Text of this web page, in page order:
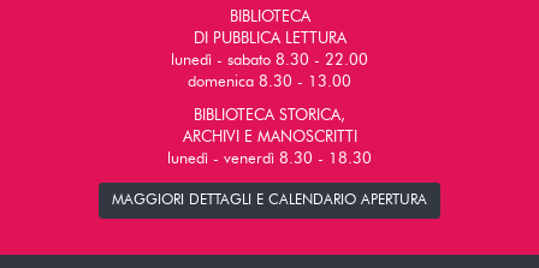
BIBLIOTECA
DI PUBBLICA LETTURA
lunedì - sabato 8.30 - 22.00
domenica 8.30 - 13.00
BIBLIOTECA STORICA,
ARCHIVI E MANOSCRITTI
lunedì - venerdì 8.30 - 18.30
MAGGIORI DETTAGLI E CALENDARIO APERTURA